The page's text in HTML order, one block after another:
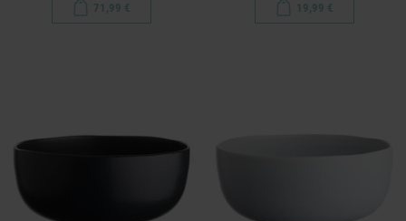
71,99 € 19,99 €